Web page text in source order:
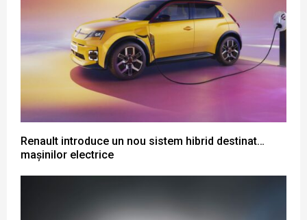
Renault introduce un nou sistem hibrid destinat…
mașinilor electrice